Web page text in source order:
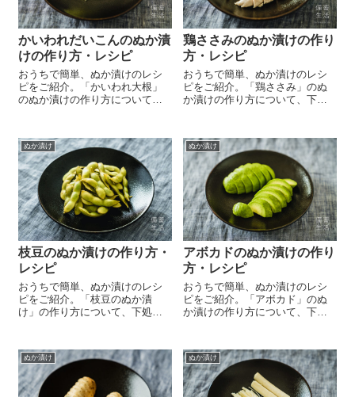
かいわれだいこんのぬか漬
けの作り方・レシピ
おうちで簡単、ぬか漬けのレシ
ピをご紹介。「かいわれ大根」
のぬか漬けの作り方について、
ています。
鶏ささみのぬか漬けの作り
方・レシピ
おうちで簡単、ぬか漬けのレシ
ピをご紹介。「鶏ささみ」のぬ
か漬けの作り方について、下処
ます。
ぬか漬け
枝豆のぬか漬けの作り方・
レシピ
おうちで簡単、ぬか漬けのレシ
ピをご紹介。「枝豆のぬか漬
け」の作り方について、下処理
す。
ぬか漬け
アボカドのぬか漬けの作り
方・レシピ
おうちで簡単、ぬか漬けのレシ
ピをご紹介。「アボカド」のぬ
か漬けの作り方について、下処
ます。
ぬか漬け ぬか漬け